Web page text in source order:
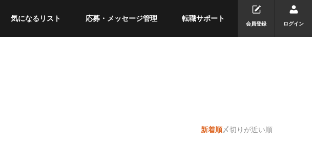
気になるリスト 応募・メッセージ管理 転職サポート
会員登録 ログイン
新着順〆切りが近い順